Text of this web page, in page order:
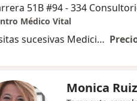
Médico Vital
Visitas sucesivas Medicina Alternativa
Monica